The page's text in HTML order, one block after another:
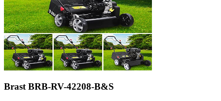
Brast BRB-RV-42208-B&S